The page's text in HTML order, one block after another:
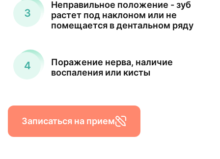
Неправильное положение - зуб
растет под наклоном или не
помещается в дентальном ряду
Поражение нерва, наличие
воспаления или кисты
Записаться на прием